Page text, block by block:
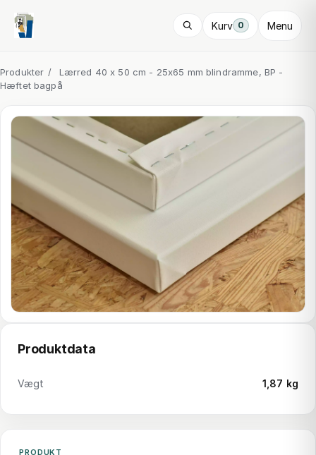
Kurv 0 Menu
Produkter /
Lærred 40 x 50 cm - 25x65 mm blindramme, BP -
Hæftet bagpå
Produktdata
Vægt 1,87 kg
PRODUKT